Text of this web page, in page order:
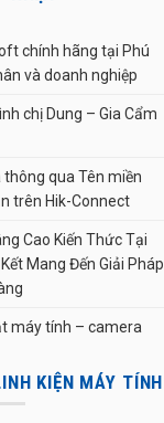
chính hãng tại Phú
và doanh nghiệp
chị Dung – Gia Cẩm
qua Tên miền
trên Hik-Connect
Cao Kiến Thức Tại
Mang Đến Giải Pháp
máy tính – camera
KIỆN MÁY TÍNH